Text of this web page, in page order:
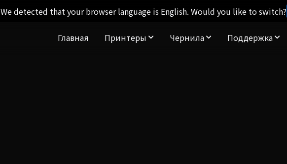
Главная Принтеры Чернила Поддержка
We detected that your browser language is English. Would you like to switch?